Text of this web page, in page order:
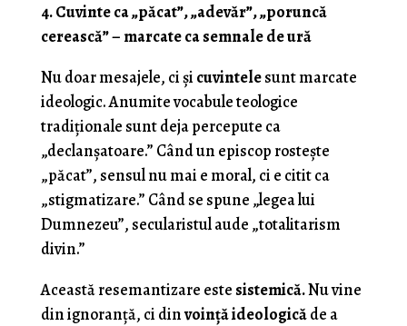
4. Cuvinte ca „păcat”, „adevăr”, „poruncă
cerească” – marcate ca semnale de ură
Nu doar mesajele, ci și cuvintelesunt marcate
ideologic. Anumite vocabule teologice
tradiționale sunt deja percepute ca
„declanșatoare.” Când un episcop rostește
„păcat”, sensul nu mai e moral, ci e citit ca
„stigmatizare.” Când se spune „legea lui
Dumnezeu”, secularistul aude „totalitarism
divin.”
Această resemantizare este sistemică.Nu vine
din ignoranță, ci dinvoință ideologicăde a